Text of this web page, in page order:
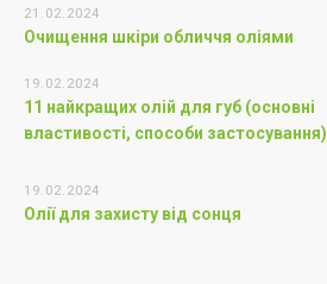
21.02.2024
Очищення шкіри обличчя оліями
19.02.2024
11 найкращих олій для губ (основні
властивості, способи застосування)
19.02.2024
Олії для захисту від сонця